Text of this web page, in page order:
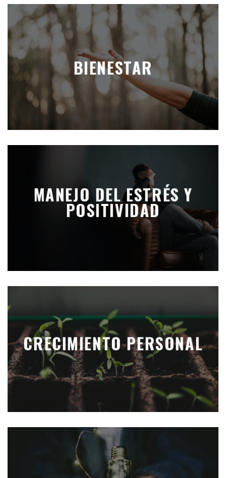
BIENESTAR
MANEJO DEL ESTRÉS Y
POSITIVIDAD
CRECIMIENTO PERSONAL